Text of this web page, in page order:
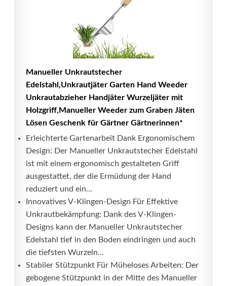
Manueller Unkrautstecher
Edelstahl,Unkrautjäter Garten Hand Weeder
Unkrautabzieher Handjäter Wurzeljäter mit
Holzgriff,Manueller Weeder zum Graben Jäten
Lösen Geschenk für Gärtner Gärtnerinnen*
Erleichterte Gartenarbeit Dank Ergonomischem
Design: Der Manueller Unkrautstecher Edelstahl
ist mit einem ergonomisch gestalteten Griff
ausgestattet, der die Ermüdung der Hand
reduziert und ein...
Innovatives V-Klingen-Design Für Effektive
Unkrautbekämpfung: Dank des V-Klingen-
Designs kann der Manueller Unkrautstecher
Edelstahl tief in den Boden eindringen und auch
die tiefsten Wurzeln...
Stabiler Stützpunkt Für Müheloses Arbeiten: Der
gebogene Stützpunkt in der Mitte des Manueller